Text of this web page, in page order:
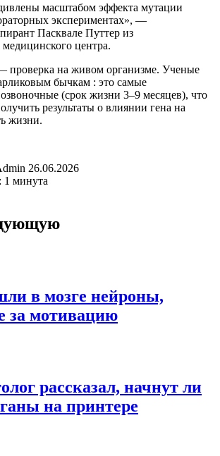
масштабом эффекта мутации
экспериментах», —
Пасквале Путтер из
центра.
на живом организме. Ученые
бычкам : это самые
(срок жизни 3–9 месяцев), что
результаты о влиянии гена на
жизни.
Send
an
26.06.2026
1 минута
в мозге нейроны,
за мотивацию
рассказал, начнут ли
на принтере